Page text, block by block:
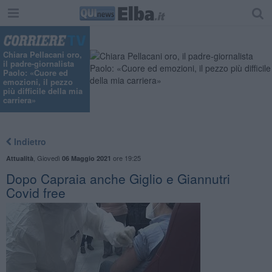
Chiara Pellacani oro,
il padre-giornalista
Paolo: «Cuore ed
emozioni, il pezzo
più difficile della mia
carriera»
Indietro
Attualità Giovedì 06 Maggio 2021 ore 19:25
Dopo Capraia anche Giglio e Giannutri
Covid free